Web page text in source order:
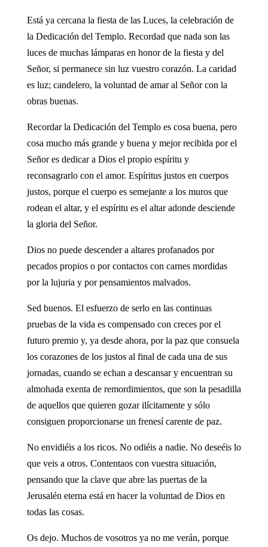
Está ya cercana la fiesta de las Luces, la celebración de
la Dedicación del Templo. Recordad que nada son las
luces de muchas lámparas en honor de la fiesta y del
Señor, si permanece sin luz vuestro corazón. La caridad
es luz; candelero, la voluntad de amar al Señor con la
obras buenas.
Recordar la Dedicación del Templo es cosa buena, pero
cosa mucho más grande y buena y mejor recibida por el
Señor es dedicar a Dios el propio espíritu y
reconsagrarlo con el amor. Espíritus justos en cuerpos
justos, porque el cuerpo es semejante a los muros que
rodean el altar, y el espíritu es el altar adonde desciende
la gloria del Señor.
Dios no puede descender a altares profanados por
pecados propios o por contactos con carnes mordidas
por la lujuria y por pensamientos malvados.
Sed buenos. El esfuerzo de serlo en las continuas
pruebas de la vida es compensado con creces por el
futuro premio y, ya desde ahora, por la paz que consuela
los corazones de los justos al final de cada una de sus
jornadas, cuando se echan a descansar y encuentran su
almohada exenta de remordimientos, que son la pesadilla
de aquellos que quieren gozar ilícitamente y sólo
consiguen proporcionarse un frenesí carente de paz.
No envidiéis a los ricos. No odiéis a nadie. No deseéis lo
que veis a otros. Contentaos con vuestra situación,
pensando que la clave que abre las puertas de la
Jerusalén eterna está en hacer la voluntad de Dios en
todas las cosas.
Os dejo. Muchos de vosotros ya no me verán, porque